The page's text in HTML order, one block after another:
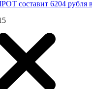
составит 6204 рубля